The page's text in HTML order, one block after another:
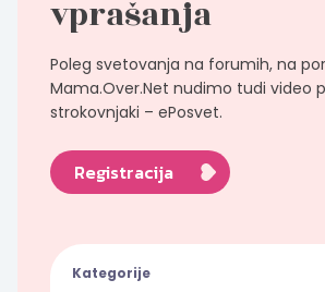
vprašanja
Poleg svetovanja na forumih, na
Mama.Over.Net nudimo tudi video
strokovnjaki – ePosvet.
Registracija
Kategorije